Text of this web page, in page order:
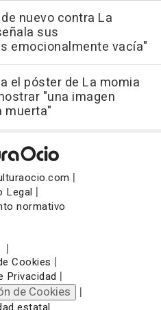
nuevo contra La
sus
emocionalmente vacía"
el póster de La momia
"una imagen
muerta"
|
Legal |
normativo
|
Cookies |
Privacidad |
de Cookies |